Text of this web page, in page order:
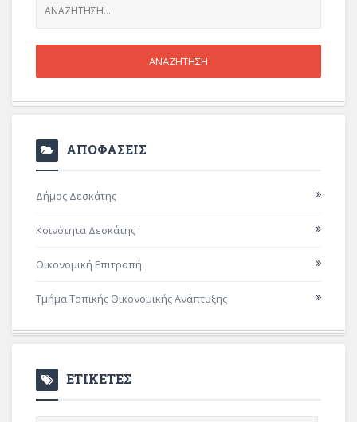
ΑΠΟΦΑΣΕΙΣ
Δήμος Δεσκάτης
Κοινότητα Δεσκάτης
Οικονομική Επιτροπή
Τμήμα Τοπικής Οικονομικής Ανάπτυξης
ΕΤΙΚΕΤΕΣ